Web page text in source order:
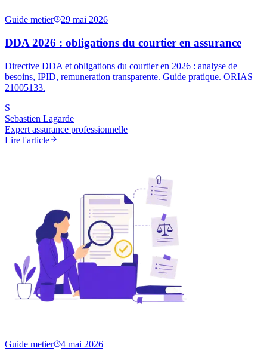
Guide metier 29 mai 2026
DDA 2026 : obligations du courtier en assurance
Directive DDA et obligations du courtier en 2026 : analyse de
besoins, IPID, remuneration transparente. Guide pratique. ORIAS
21005133.
S
Sebastien Lagarde
Expert assurance professionnelle
Lire l'article
Guide metier 4 mai 2026